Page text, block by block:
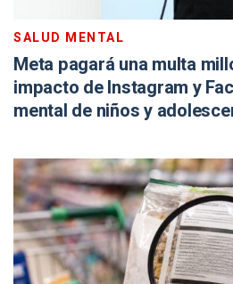
SALUD MENTAL
Meta pagará una multa
impacto de Instagram y
mental de niños y